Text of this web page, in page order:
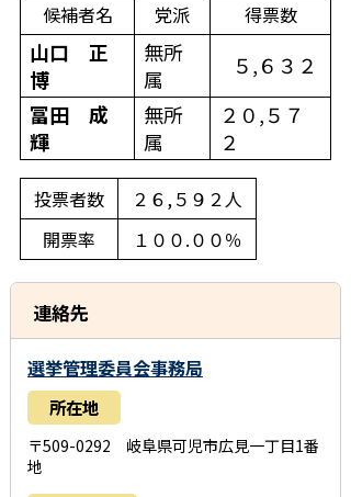
候補者名 党派 得票数
山口 正
博
無所
属
５,６３２
冨田 成
輝
無所
属
２０,５７
２
投票者数
２６,５９２人
開票率
１００.００％
連絡先
選挙管理委員会事務局
所在地
〒509-0292 岐阜県可児市広見一丁目1番
地